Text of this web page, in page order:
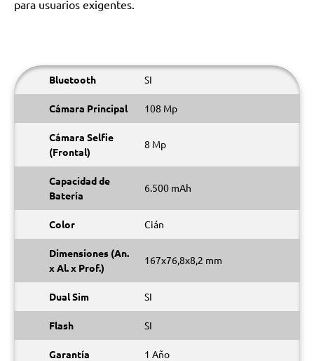
para usuarios exigentes.
Bluetooth SI
Cámara Principal 108 Mp
Cámara Selfie
(Frontal)
8 Mp
Capacidad de
Batería
6.500 mAh
Color Cián
Dimensiones (An.
x Al. x Prof.)
167x76,8x8,2 mm
Dual Sim SI
Flash SI
Garantía 1 Año